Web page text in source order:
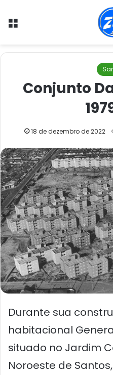
Menu
Conjunto
18 de dezembro de 2022
Durante sua
habitacional
situado no Jardim
Noroeste de